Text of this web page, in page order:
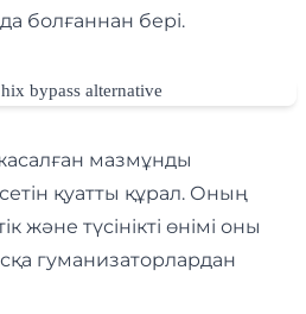
болғаннан бері.
мазмұнды
қуатты құрал. Оның
және түсінікті өнімі оны
гуманизаторлардан